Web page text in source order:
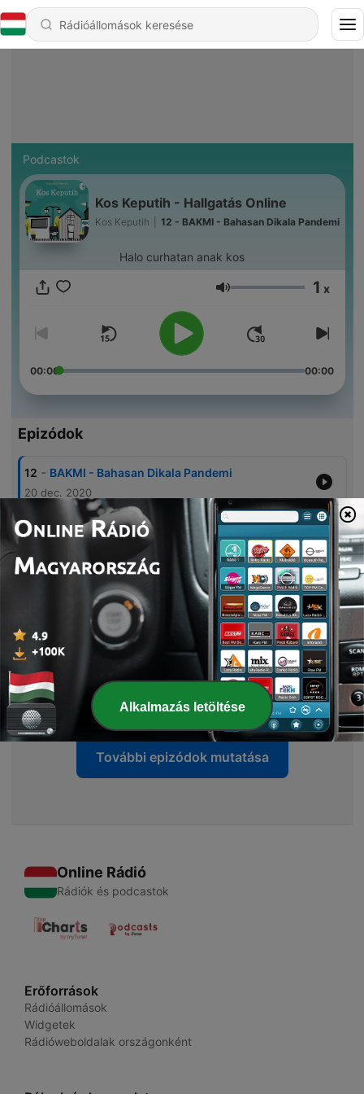
Podcastok
Kos Keputih - Hallgatás Online
Kos Keputih 12 - BAKMI - Bahasan Dikala Pandemi
Halo curhatan anak kos
Hangerő 1 x
00:00 00:00
Epizódok
12 - BAKMI - Bahasan Dikala Pandemi
20 dec. 2020
11 - MAKAN MI -Masa Ospek Kala Pendemi
10 - Memahami Diri #1 OBRAS by Prasiwan Music
- #1 HRN - Pengalaman Mistis
23 május 2020
8 - Cinta dan Musik #2
21 május 2020
További epizódok mutatása
Online Rádió
Rádiók és podcastok
Erőforrások
Rádióállomások
Widgetek
Rádióweboldalak országonként
Alkalmazás letöltése